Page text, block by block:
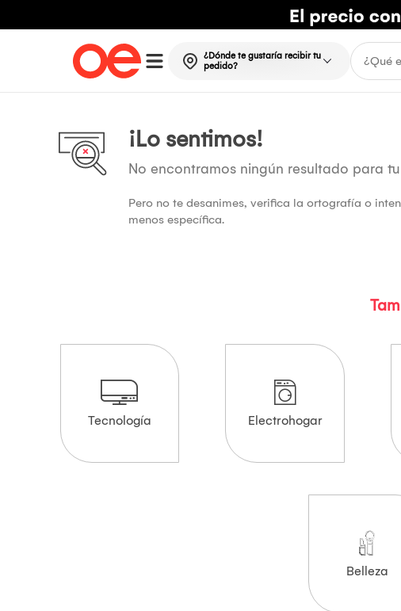
¿Dónde te gustaría recibir tu
pedido?
¡Lo sentimos!
No encontramos ningún resultado para
Pero no te desanimes, verifica la ortografía o
menos específica.
Tecnología Electrohogar
Belleza